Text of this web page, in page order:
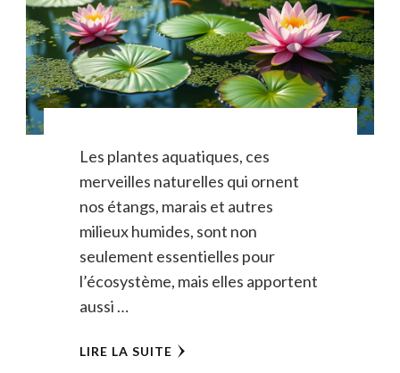
Les plantes aquatiques, ces
merveilles naturelles qui ornent
nos étangs, marais et autres
milieux humides, sont non
seulement essentielles pour
l’écosystème, mais elles apportent
aussi …
LIRE LA SUITE